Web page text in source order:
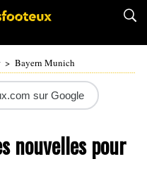
> Bayern Munich
sur Google
nouvelles pour